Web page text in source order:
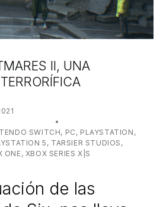
II, UNA
SWITCH, PC , PLAYSTATION ,
5, TARSIER STUDIOS ,
ONE , XBOX SERIES X|S
de las